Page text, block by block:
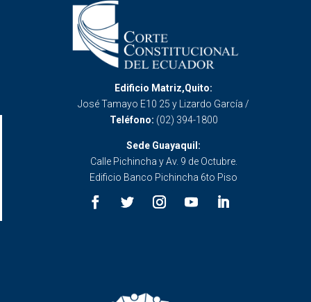
Edificio Matriz,Quito:
José Tamayo E10 25 y Lizardo García /
Teléfono: (02) 394-1800
Sede Guayaquil:
Calle Pichincha y Av. 9 de Octubre.
Edificio Banco Pichincha 6to Piso